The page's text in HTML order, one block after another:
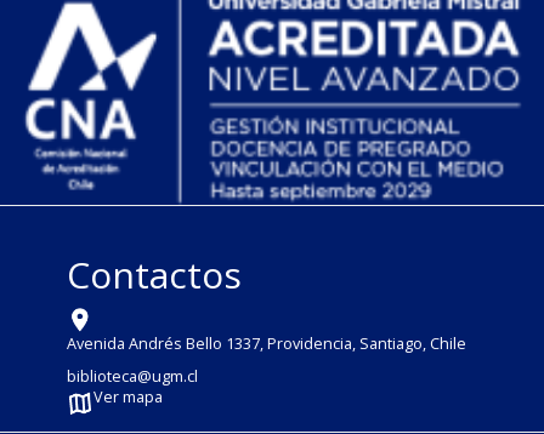
Contactos
Avenida Andrés Bello 1337, Providencia, Santiago, Chile
biblioteca@ugm.cl
Ver mapa